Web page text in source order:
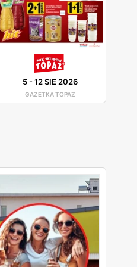
5-12 SIE 2026
GAZETKA TOPAZ